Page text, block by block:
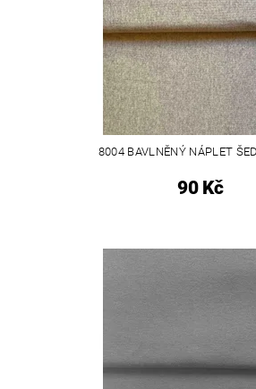
8004 BAVLNĚNÝ NÁPLET
90 Kč